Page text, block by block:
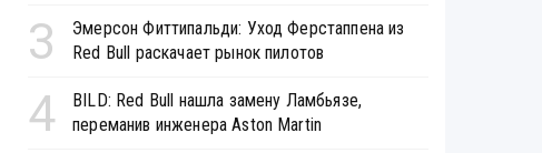
3
Эмерсон Фиттипальди: Уход Ферстаппена из
Red Bull раскачает рынок пилотов
4
BILD: Red Bull нашла замену Ламбьязе,
переманив инженера Aston Martin